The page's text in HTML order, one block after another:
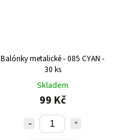
Balónky metalické - 085 CYAN -
30 ks
Skladem
99 Kč